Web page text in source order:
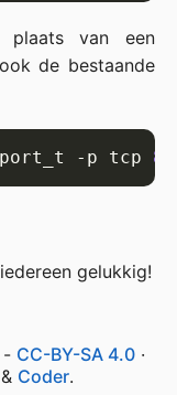
van een
de bestaande
-p tcp
gelukkig!
- CC-BY-SA 4.0·
& Coder.